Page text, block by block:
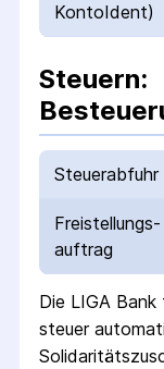
KontoIdent)
Steuern:
Steuerabfuhr
Freistellungs­
auftrag
Die LIGA Bank
steuer